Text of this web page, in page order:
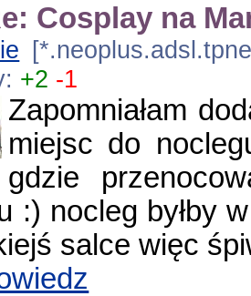
Cosplay na
+2 -1
Zapomniałam
miejsc do
gdzie
:) nocleg byłby
salce więc